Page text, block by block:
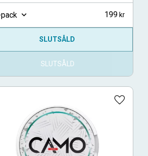
199
SLUTSÅLD
SLUTSÅLD
Lägg